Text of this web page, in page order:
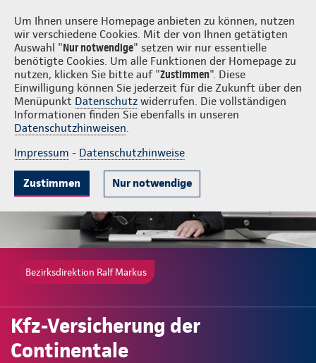
Um Ihnen unsere Homepage anbieten zu können, nutzen
wir verschiedene Cookies. Mit der von Ihnen getätigten
Auswahl "Nur notwendige" setzen wir nur essentielle
benötigte Cookies. Um alle Funktionen der Homepage zu
nutzen, klicken Sie bitte auf "Zustimmen". Diese
Einwilligung können Sie jederzeit für die Zukunft über den
Menüpunkt Datenschutz widerrufen. Die vollständigen
Informationen finden Sie ebenfalls in unseren
Datenschutzhinweisen.
Impressum - Datenschutzhinweise
Zustimmen Nur notwendige
Ralf Markus Login
Gute Gründe Tarife & Leistungen Wissenswertes Beratung &
Bezirksdirektion Ralf Markus
Kfz-Versicherung der
Continentale